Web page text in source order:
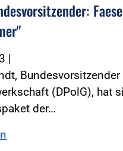
|
(DPolG), hat
der…